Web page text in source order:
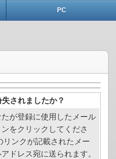
PC
されましたか？
が登録に使用したメール
をクリックしてくださ
リンクが記載されたメー
ドレス宛に送られます。